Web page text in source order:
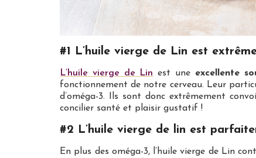
#1 L’huile vierge de Lin est
L’huile vierge de Lin est une excellente
fonctionnement de notre cerveau. Leur
d’oméga-3. Ils sont donc extrêmement
concilier santé et plaisir gustatif !
#2 L’huile vierge de lin est
En plus des oméga-3, l’huile vierge de Lin